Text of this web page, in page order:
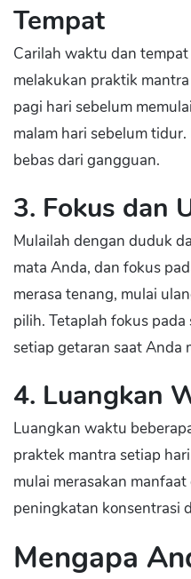
Tempat
Carilah waktu dan
melakukan praktik
pagi hari sebelum
malam hari sebelum
bebas dari gangguan.
3. Fokus dan
Mulailah dengan duduk
mata Anda, dan fokus
merasa tenang, mulai
pilih. Tetaplah fokus
setiap getaran saat Anda
4. Luangkan
Luangkan waktu
praktek mantra setiap
mulai merasakan
peningkatan konsentrasi
Mengapa